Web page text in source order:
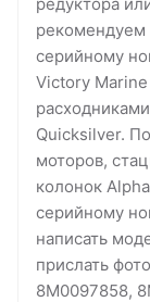
рекомендуем
серийному
Victory Marine
Quicksilver.
моторов,
колонок
серийному
написать
прислать
8M0097858,